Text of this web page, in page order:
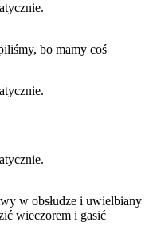
bo mamy coś
w obsłudze i uwielbiany
wieczorem i gasić